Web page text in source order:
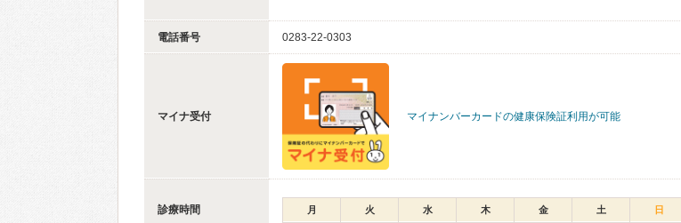
電話番号 0283-22-0303
マイナ受付 マイナンバーカードの健康保険証利用が可能
診療時間 月 火 水 木 金 土 日